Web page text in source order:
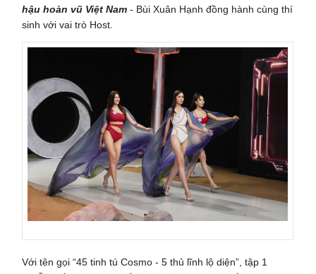
hậu hoàn vũ Việt Nam - Bùi Xuân Hạnh đồng hành cùng thí
sinh với vai trò Host.
Với tên gọi “45 tinh tú Cosmo - 5 thủ lĩnh lộ diện”, tập 1